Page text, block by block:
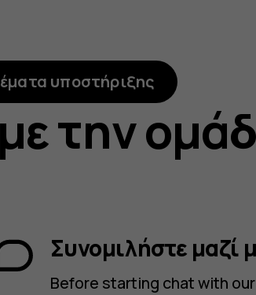
υποστήριξης
την
Συνομιλήστε μαζί
Before starting chat with our